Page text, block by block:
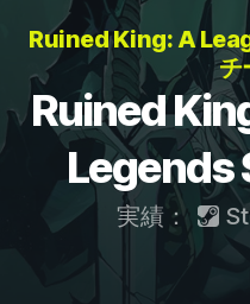
Ruined King: A
チ
Ruined
Legends
実績：